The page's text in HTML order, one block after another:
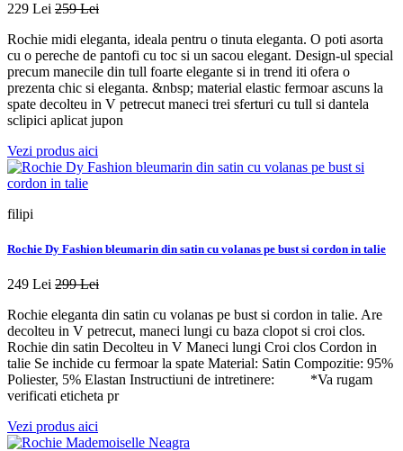
229 Lei 259 Lei
Rochie midi eleganta, ideala pentru o tinuta eleganta. O poti asorta
cu o pereche de pantofi cu toc si un sacou elegant. Design-ul special
precum manecile din tull foarte elegante si in trend iti ofera o
prezenta chic si eleganta. &nbsp; material elastic fermoar ascuns la
spate decolteu in V petrecut maneci trei sferturi cu tull si dantela
sclipici aplicat jupon
Vezi produs aici
filipi
Rochie Dy Fashion bleumarin din satin cu volanas pe bust si cordon in talie
249 Lei 299 Lei
Rochie eleganta din satin cu volanas pe bust si cordon in talie. Are
decolteu in V petrecut, maneci lungi cu baza clopot si croi clos.
Rochie din satin Decolteu in V Maneci lungi Croi clos Cordon in
talie Se inchide cu fermoar la spate Material: Satin Compozitie: 95%
Poliester, 5% Elastan Instructiuni de intretinere: *Va rugam
verificati eticheta pr
Vezi produs aici